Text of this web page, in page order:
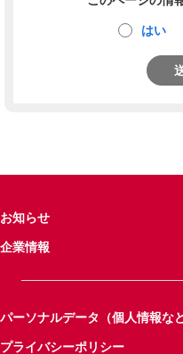
はい
お知らせ
企業情報
パーソナルデータ（個人情報な
プライバシーポリシー